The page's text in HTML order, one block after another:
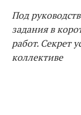
Под
задания в
работ. Секрет
коллективе